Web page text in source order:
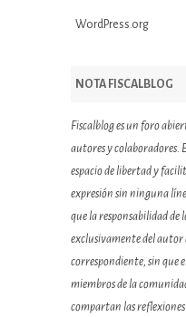
WordPress.org
NOTA FISCALBLOG
Fiscalblog es un foro
autores y colaboradores.
espacio de libertad y
expresión sin ninguna
que la responsabilidad de
exclusivamente del autor
correspondiente, sin que
miembros de la
compartan las reflexiones